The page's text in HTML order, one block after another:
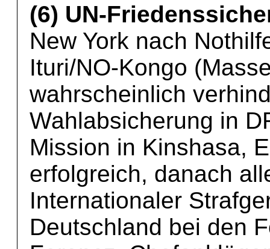
(6) UN-
New York nach
Ituri/NO-Kongo
wahrscheinlich
Wahlabsicherung in
Mission in Kinshasa,
erfolgreich, danach
Internationaler
Deutschland bei den